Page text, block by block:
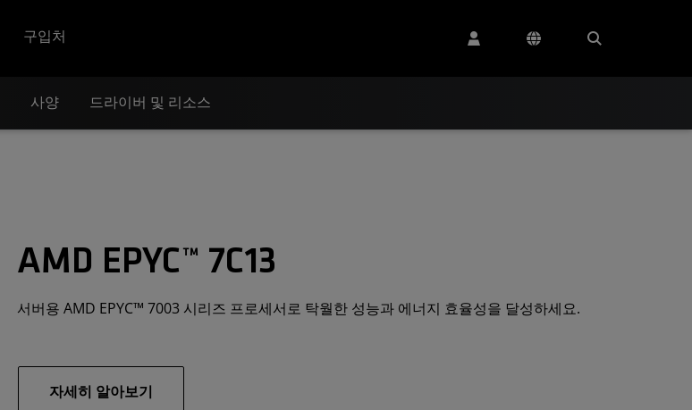
구입처
사양 드라이버 및 리소스
AMD EPYC™ 7C13
서버용 AMD EPYC™ 7003 시리즈 프로세서로 탁월한 성능과 에너지 효율성을 달성하세요.
자세히 알아보기